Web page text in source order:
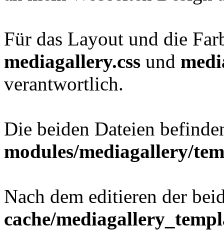
Für das Layout und die
mediagallery.css und
verantwortlich.
Die beiden Dateien
modules/mediagallery/
Nach dem editieren der
cache/